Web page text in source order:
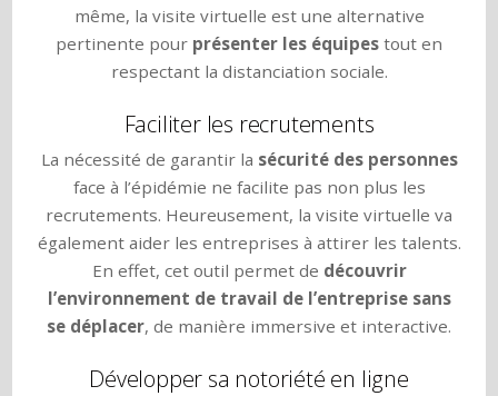
même, la visite virtuelle est une alternative
pertinente pour présenter les équipes tout en
respectant la distanciation sociale.
Faciliter les recrutements
La nécessité de garantir la sécurité des personnes
face à l’épidémie ne facilite pas non plus les
recrutements. Heureusement, la visite virtuelle va
également aider les entreprises à attirer les talents.
En effet, cet outil permet de découvrir
l’environnement de travail de l’entreprise sans
se déplacer, de manière immersive et interactive.
Développer sa notoriété en ligne